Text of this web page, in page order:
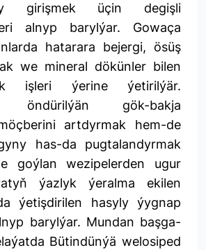
girişmek üçin degişli
alnyp barylýar. Gowaça
hatarara bejergi, ösüş
we mineral dökünler bilen
işleri ýerine ýetirilýär.
öndürilýän gök-bakja
artdyrmak hem-de
has-da pugtalandyrmak
goýlan wezipelerden ugur
ýazlyk ýeralma ekilen
ýetişdirilen hasyly ýygnap
barylýar. Mundan başga-
Bütindünýä welosiped